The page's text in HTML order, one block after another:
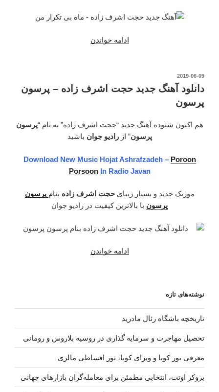
ادامه خواندن
اشرف
ماه
بی
من”
نوشته‌شده
2019-06-09
دانلود آهنگ جدید حجت اشرف زاده – پرسون
پرسون
هم اکنون شنوده آهنگ جدید “حجت اشرف زاده” به نام “پرسون
پرسون” ازرادیو جوان باشید
Download New Music Hojat Ashrafzadeh – Poroon
PorsoonIn Radio Javan
موزیک جدید و بسیار زیبایحجت اشرف زاده بنام پرسون
پرسون با بالاترین کیفیت در رادیو جوان
ادامه خواندن
زاده
پرسون
پرسون”
نوشته‌های تازه
تاریخچه باشگاه رئال مادرید
تحصیل مهاجرت و سرمایه گذاری در روسیه بلاروس و رومانی
معرفی تور کوبا و ویزای کوبا، تور اقساطی مالزی
بروکر اوتت، انتخابی مطمئن برای معامله‌گران بازارهای جهانی